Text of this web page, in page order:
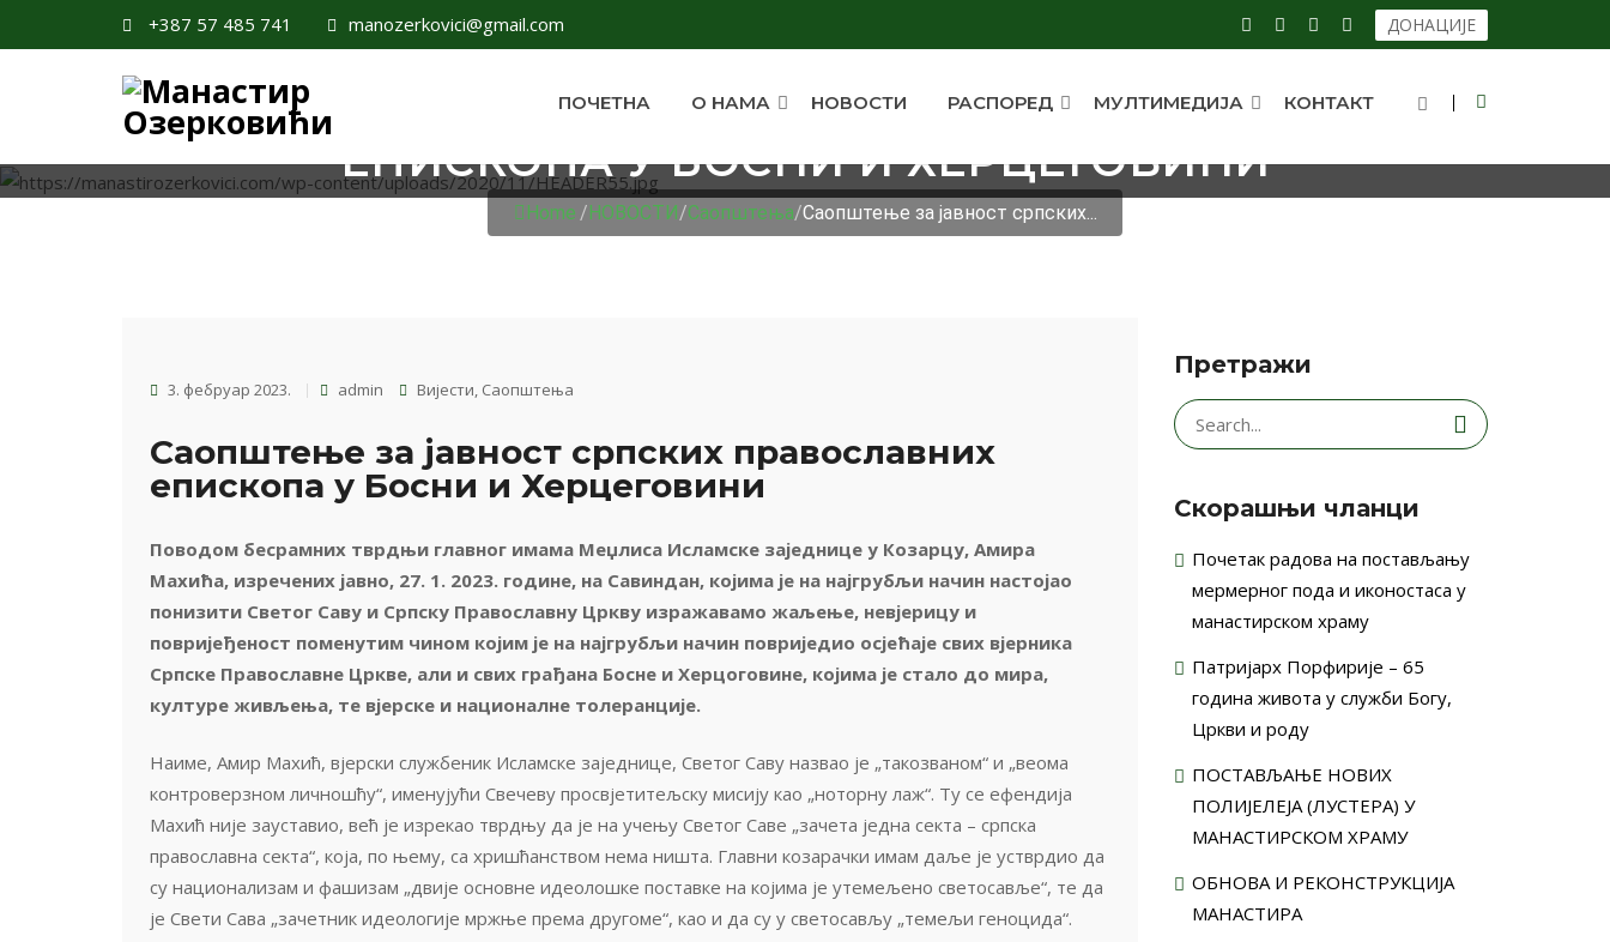
+387 57 485 741 manozerkovici@gmail.com ДОНАЦИЈЕ
ПОЧЕТНА О НАМА НОВОСТИ РАСПОРЕД МУЛТИМЕДИЈА КОНТАКТ
САОПШТЕЊЕ ЗА ЈАВНОСТ СРПСКИХ ПРАВОСЛАВНИХ
ЕПИСКОПА У БОСНИ И ХЕРЦЕГОВИНИ
Home /НОВОСТИ/Саопштења/Саопштење за јавност српских...
3. фебруар 2023. admin Вијести, Саопштења
Саопштење за јавност српских православних
епископа у Босни и Херцеговини
Поводом бесрамних тврдњи главног имама Меџлиса Исламске заједнице у Козарцу, Амира
Махића, изречених јавно, 27. 1. 2023. године, на Савиндан, којима је на најгрубљи начин настојао
понизити Светог Саву и Српску Православну Цркву изражавамо жаљење, невјерицу и
повријеђеност поменутим чином којим је на најгрубљи начин повриједио осјећаје свих вјерника
Српске Православне Цркве, али и свих грађана Босне и Херцоговине, којима је стало до мира,
културе живљења, те вјерске и националне толеранције.
Наиме, Амир Махић, вјерски службеник Исламске заједнице, Светог Саву назвао је „такозваном“ и „веома
контроверзном личношћу“, именујући Свечеву просвјетитељску мисију као „ноторну лаж“. Ту се ефендија
Махић није зауставио, већ је изрекао тврдњу да је на учењу Светог Саве „зачета једна секта – српска
православна секта“, која, по њему, са хришћанством нема ништа. Главни козарачки имам даље је устврдио да
су национализам и фашизам „двије основне идеолошке поставке на којима је утемељено светосавље“, те да
је Свети Сава „зачетник идеологије мржње према другоме“, као и да су у светосављу „темељи геноцида“.
Претражи
Search
for:
Скорашњи чланци
Почетак радова на постављању
мермерног пода и иконостаса у
манастирском храму
Патријарх Порфирије – 65
година живота у служби Богу,
Цркви и роду
ПОСТАВЉАЊЕ НОВИХ
ПОЛИЈЕЛЕЈА (ЛУСТЕРА) У
МАНАСТИРСКОМ ХРАМУ
ОБНОВА И РЕКОНСТРУКЦИЈА
МАНАСТИРА